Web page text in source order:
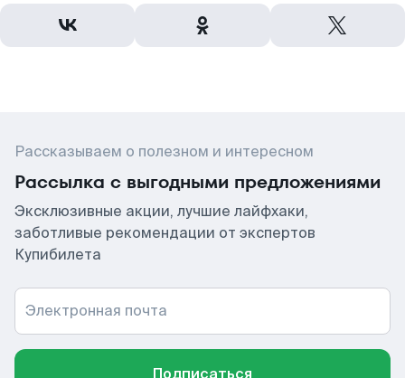
Рассказываем о полезном и интересном
Рассылка с выгодными предложениями
Эксклюзивные акции, лучшие лайфхаки,
заботливые рекомендации от экспертов
Купибилета
Электронная почта
Подписаться